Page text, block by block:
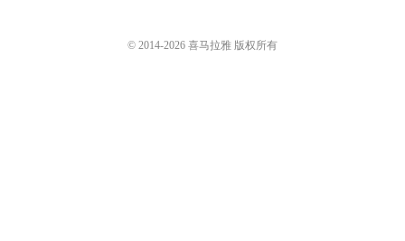
© 2014-2026 喜马拉雅 版权所有